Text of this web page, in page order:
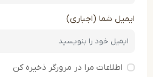
شما (اجباری)
مرا در مرورگر ذخیره کن